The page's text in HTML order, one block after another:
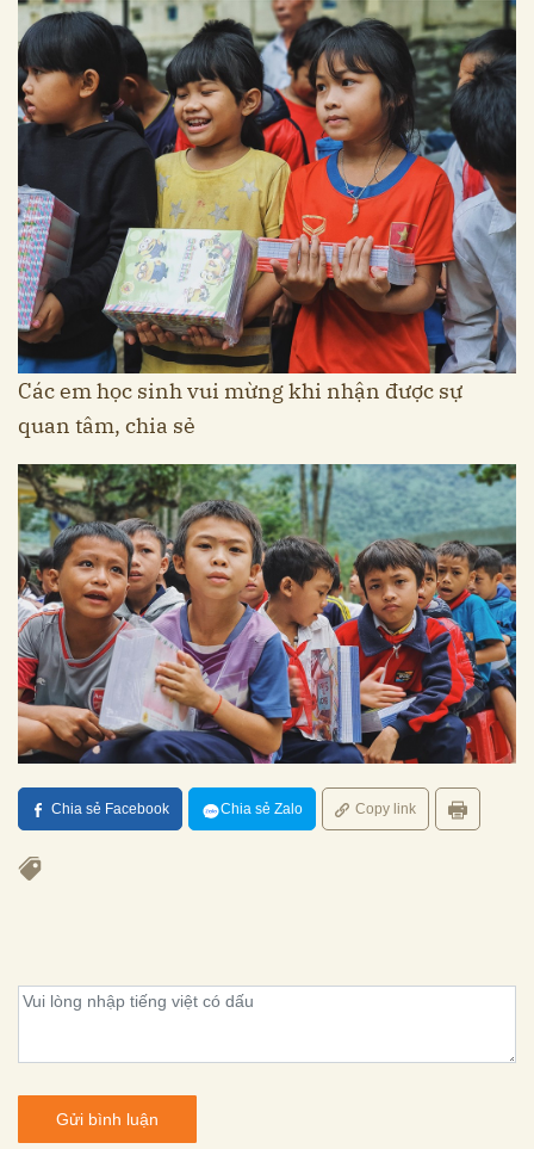
Các em học sinh vui mừng khi nhận được sự
quan tâm, chia sẻ
Chia sẻ Facebook Chia sẻ Zalo Copy link
Gửi bình luận